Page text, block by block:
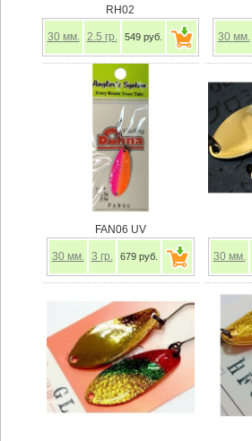
RH02
30 мм. 2.5 гр. 549 руб. 30 мм.
FAN06 UV
30 мм. 3 гр. 679 руб. 30 мм.